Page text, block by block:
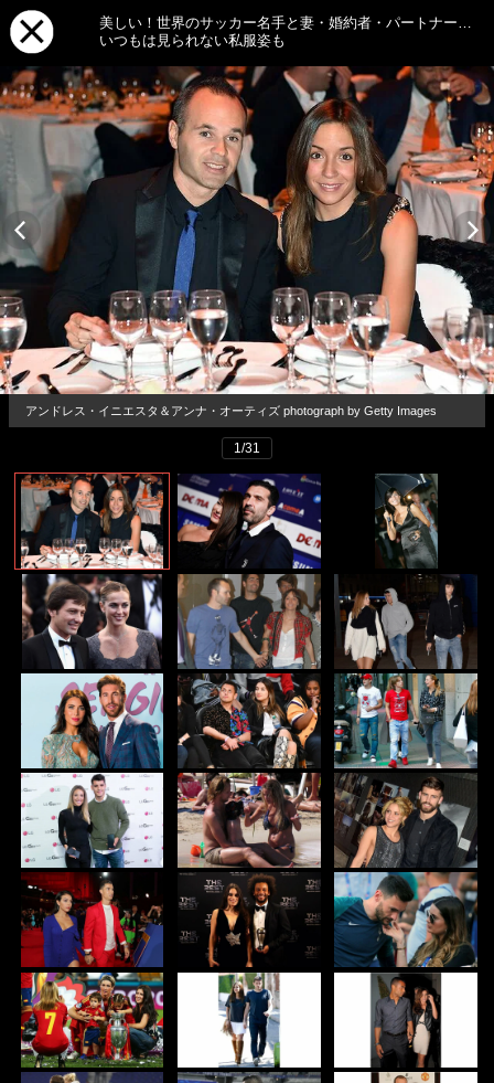
美しい！世界のサッカー名手と妻・婚約者・パートナー…
いつもは見られない私服姿も
アンドレス・イニエスタ＆アンナ・オーティズ photograph by Getty Images
1/31